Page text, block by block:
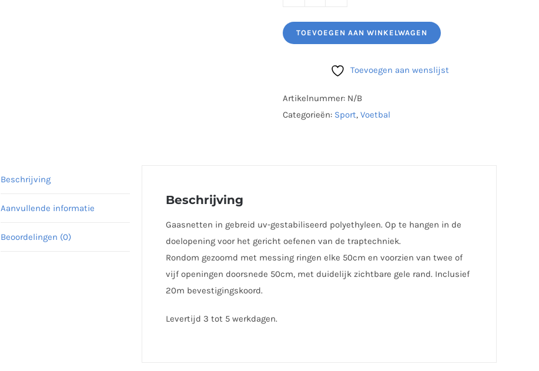
(per
stuk)
TOEVOEGEN AAN WINKELWAGEN
Toevoegen aan wenslijst
Artikelnummer: N/B
Categorieën: Sport, Voetbal
Beschrijving
Aanvullende informatie
Beoordelingen (0)
Beschrijving
Gaasnetten in gebreid uv-gestabiliseerd polyethyleen. Op te hangen in de
doelopening voor het gericht oefenen van de traptechniek.
Rondom gezoomd met messing ringen elke 50cm en voorzien van twee of
vijf openingen doorsnede 50cm, met duidelijk zichtbare gele rand. Inclusief
20m bevestigingskoord.
Levertijd 3 tot 5 werkdagen.